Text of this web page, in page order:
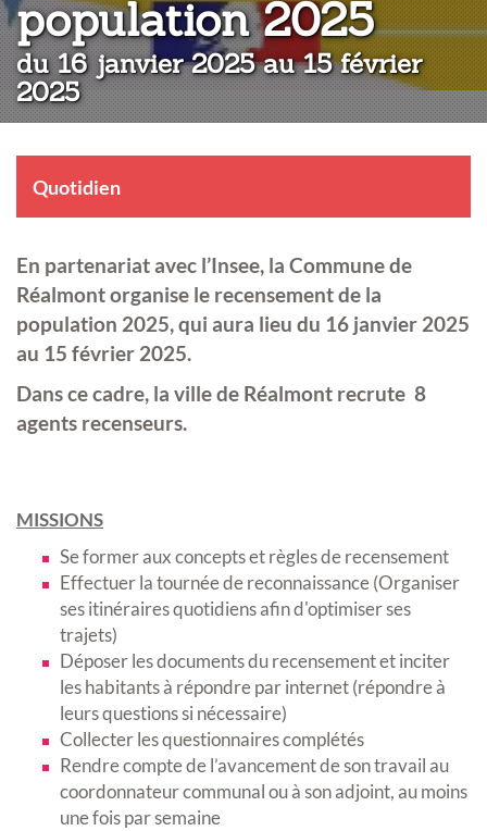
population 2025:
du 16 janvier 2025 au 15 février
2025
Quotidien
En partenariat avec l’Insee, la Commune de
Réalmont organise le recensement de la
population 2025, qui aura lieu du 16 janvier 2025
au 15 février 2025.
Dans ce cadre, la ville de Réalmont recrute 8
agents recenseurs.
MISSIONS
Se former aux concepts et règles de recensement
Effectuer la tournée de reconnaissance (Organiser
ses itinéraires quotidiens afin d'optimiser ses
trajets)
Déposer les documents du recensement et inciter
les habitants à répondre par internet (répondre à
leurs questions si nécessaire)
Collecter les questionnaires complétés
Rendre compte de l’avancement de son travail au
coordonnateur communal ou à son adjoint, au moins
une fois par semaine